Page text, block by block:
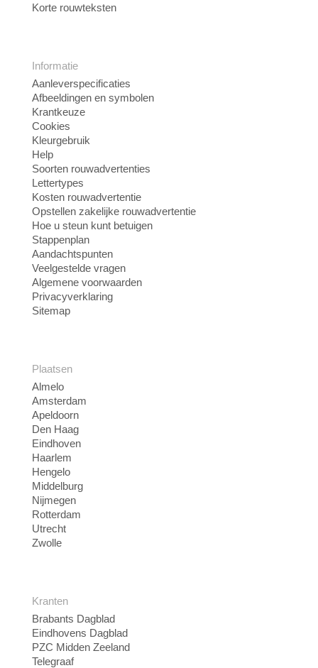
Korte rouwteksten
Informatie
Aanleverspecificaties
Afbeeldingen en symbolen
Krantkeuze
Cookies
Kleurgebruik
Help
Soorten rouwadvertenties
Lettertypes
Kosten rouwadvertentie
Opstellen zakelijke rouwadvertentie
Hoe u steun kunt betuigen
Stappenplan
Aandachtspunten
Veelgestelde vragen
Algemene voorwaarden
Privacyverklaring
Sitemap
Plaatsen
Almelo
Amsterdam
Apeldoorn
Den Haag
Eindhoven
Haarlem
Hengelo
Middelburg
Nijmegen
Rotterdam
Utrecht
Zwolle
Kranten
Brabants Dagblad
Eindhovens Dagblad
PZC Midden Zeeland
Telegraaf